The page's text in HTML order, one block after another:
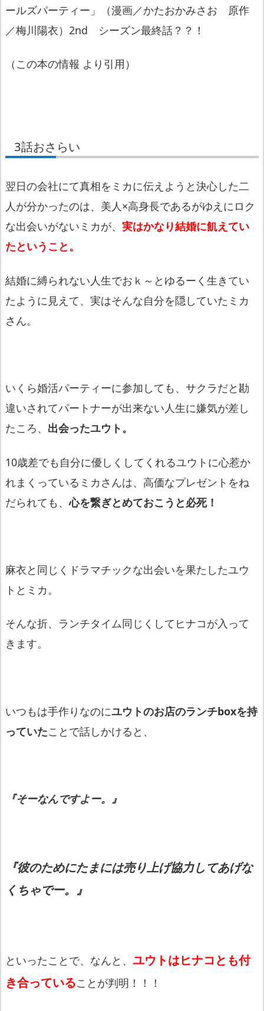
ールズパーティー」（漫画／かたおかみさお 原作
／梅川陽衣）2nd シーズン最終話？？！
（この本の情報 より引用）
3話おさらい
翌日の会社にて真相をミカに伝えようと決心した二
人が分かったのは、美人×高身長であるがゆえにロク
な出会いがないミカが、 実はかなり結婚に飢えてい
たということ。
結婚に縛られない人生でおｋ～とゆるーく生きてい
たように見えて、実はそんな自分を隠していたミカ
さん。
いくら婚活パーティーに参加しても、サクラだと勘
違いされてパートナーが出来ない人生に嫌気が差し
たころ、 出会ったユウト。
10歳差でも自分に優しくしてくれるユウトに心惹か
れまくっているミカさんは、高価なプレゼントをね
だられても、心を繋ぎとめておこうと必死！
麻衣と同じくドラマチックな出会いを果たしたユウ
トとミカ。
そんな折、ランチタイム同じくしてヒナコが入って
きます。
いつもは手作りなのにユウトのお店のランチboxを持
っていたことで話しかけると、
『そーなんですよー。』
『彼のためにたまには売り上げ協力してあげな
くちゃでー。』
といったことで、なんと、 ユウトはヒナコとも付
き合っていることが判明！！！